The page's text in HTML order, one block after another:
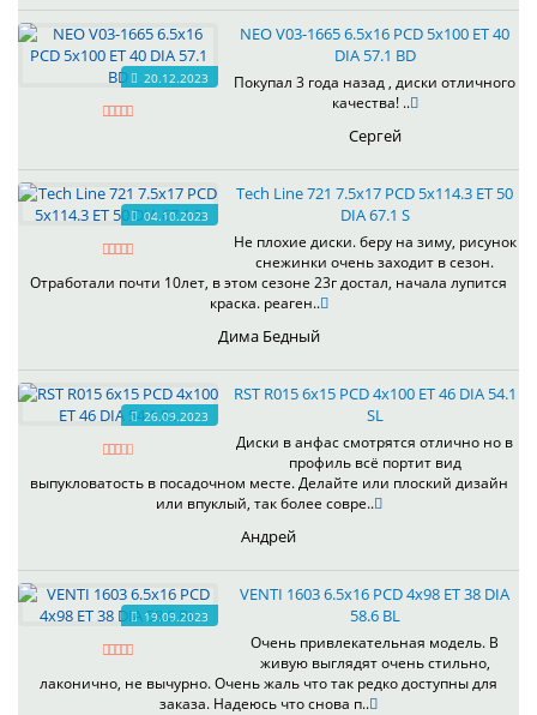
20.12.2023
NEO V03-1665 6.5x16 PCD 5x100 ET 40
DIA 57.1 BD
Покупал 3 года назад , диски отличного
качества! ..
Сергей
04.10.2023
Tech Line 721 7.5x17 PCD 5x114.3 ET 50
DIA 67.1 S
Не плохие диски. беру на зиму, рисунок
снежинки очень заходит в сезон.
Отработали почти 10лет, в этом сезоне 23г достал, начала лупится
краска. реаген..
Дима Бедный
26.09.2023
RST R015 6x15 PCD 4x100 ET 46 DIA 54.1
SL
Диски в анфас смотрятся отлично но в
профиль всё портит вид
выпукловатость в посадочном месте. Делайте или плоский дизайн
или впуклый, так более совре..
Андрей
19.09.2023
VENTI 1603 6.5x16 PCD 4x98 ET 38 DIA
58.6 BL
Очень привлекательная модель. В
живую выглядят очень стильно,
лаконично, не вычурно. Очень жаль что так редко доступны для
заказа. Надеюсь что снова п..